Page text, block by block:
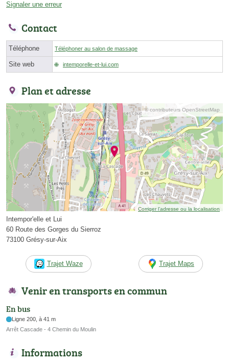
Signaler une erreur
Contact
Téléphone Téléphoner au salon de massage
Site web intemporelle-et-lui.com
Plan et adresse
© contributeurs OpenStreetMap
Corriger l’adresse ou la localisation
Intempor'elle et Lui
60 Route des Gorges du Sierroz
73100 Grésy-sur-Aix
Trajet Waze Trajet Maps
Venir en transports en commun
En bus
Ligne 200, à 41 m
Arrêt Cascade - 4 Chemin du Moulin
Informations